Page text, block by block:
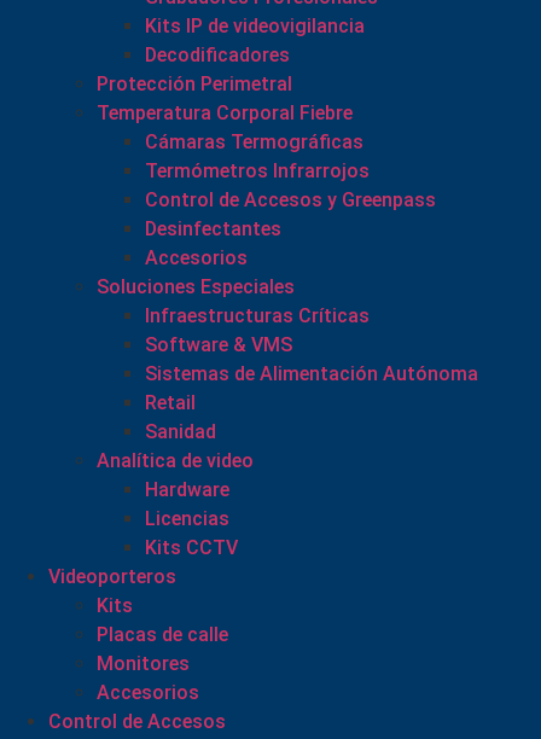
Kits IP de videovigilancia
Decodificadores
Protección Perimetral
Temperatura Corporal Fiebre
Cámaras Termográficas
Termómetros Infrarrojos
Control de Accesos y Greenpass
Desinfectantes
Accesorios
Soluciones Especiales
Infraestructuras Críticas
Software & VMS
Sistemas de Alimentación Autónoma
Retail
Sanidad
Analítica de video
Hardware
Licencias
Kits CCTV
Videoporteros
Kits
Placas de calle
Monitores
Accesorios
Control de Accesos